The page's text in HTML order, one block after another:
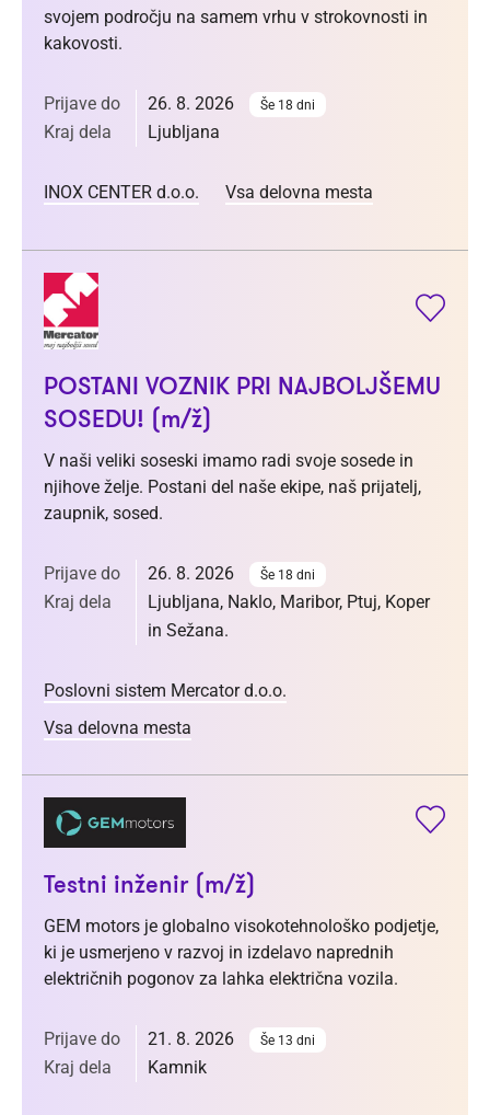
svojem področju na samem vrhu v strokovnosti in
kakovosti.
Prijave do 26. 8. 2026 Še 18 dni
Kraj dela Ljubljana
INOX CENTER d.o.o. Vsa delovna mesta
POSTANI VOZNIK PRI NAJBOLJŠEMU
SOSEDU! (m/ž)
V naši veliki soseski imamo radi svoje sosede in
njihove želje. Postani del naše ekipe, naš prijatelj,
zaupnik, sosed.
Prijave do 26. 8. 2026 Še 18 dni
Kraj dela
Ljubljana, Naklo, Maribor, Ptuj, Koper
in Sežana.
Poslovni sistem Mercator d.o.o.
Vsa delovna mesta
Testni inženir (m/ž)
GEM motors je globalno visokotehnološko podjetje,
ki je usmerjeno v razvoj in izdelavo naprednih
električnih pogonov za lahka električna vozila.
Prijave do 21. 8. 2026 Še 13 dni
Kraj dela Kamnik